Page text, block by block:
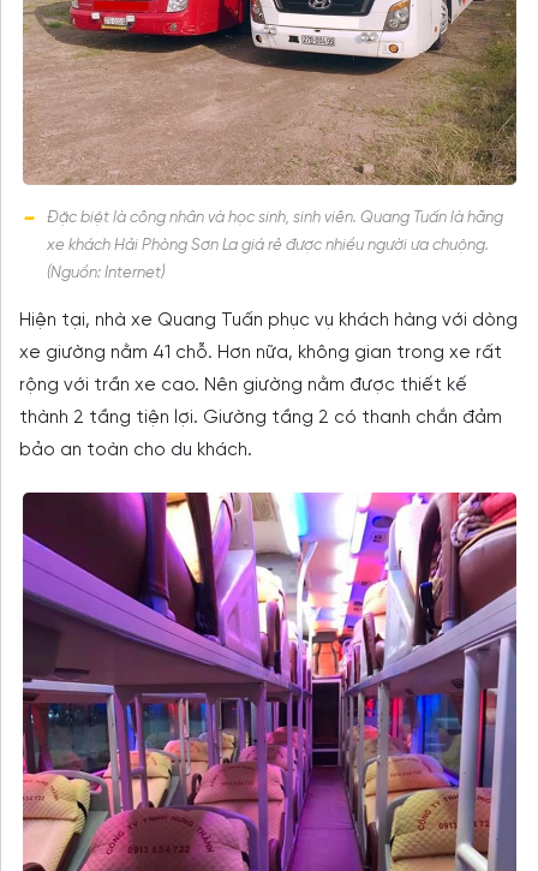
Đặc biệt là công nhân và học sinh, sinh viên. Quang Tuấn là hãng
xe khách Hải Phòng Sơn La giá rẻ được nhiều người ưa chuộng.
(Nguồn: Internet)
Hiện tại, nhà xe Quang Tuấn phục vụ khách hàng với dòng
xe giường nằm 41 chỗ. Hơn nữa, không gian trong xe rất
rộng với trần xe cao. Nên giường nằm được thiết kế
thành 2 tầng tiện lợi. Giường tầng 2 có thanh chắn đảm
bảo an toàn cho du khách.